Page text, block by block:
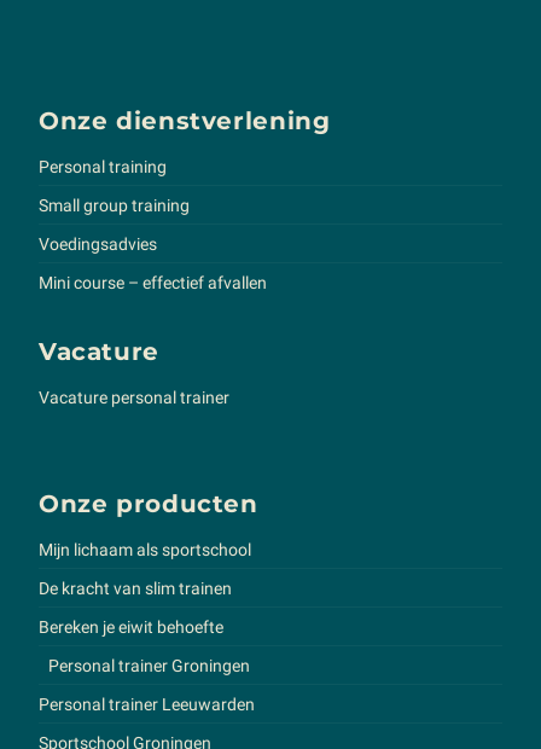
Onze dienstverlening
Personal training
Small group training
Voedingsadvies
Mini course – effectief afvallen
Vacature
Vacature personal trainer
Onze producten
Mijn lichaam als sportschool
De kracht van slim trainen
Bereken je eiwit behoefte
Personal trainer Groningen
Personal trainer Leeuwarden
Sportschool Groningen